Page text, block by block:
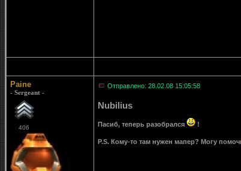
Paine
- Sergeant -
406
Отправлено: 28.02.08 15:05:58
Nubilius
Пасиб, теперь разобрался !
P.S. Кому-то там нужен мапер? Могу